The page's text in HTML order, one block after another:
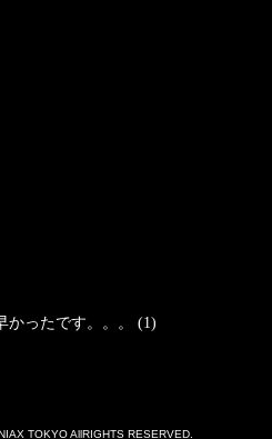
かったです。。。 (1)
TOKYO AllRIGHTS RESERVED.